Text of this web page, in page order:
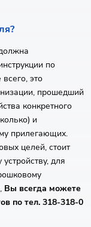
по
это
прошедший
конкретного
и
прилегающих.
целей, стоит
для
Вы всегда можете
по тел. 318-318-0